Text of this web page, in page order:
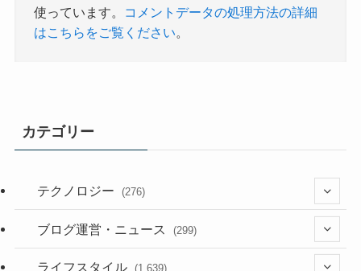
使っています。
コメントデータの処理方法の詳細
はこちらをご覧ください。
カテゴリー
テクノロジー (276)
(36)
(187)
ブログ運営・ニュース (299)
(118)
ライフスタイル (1,639)